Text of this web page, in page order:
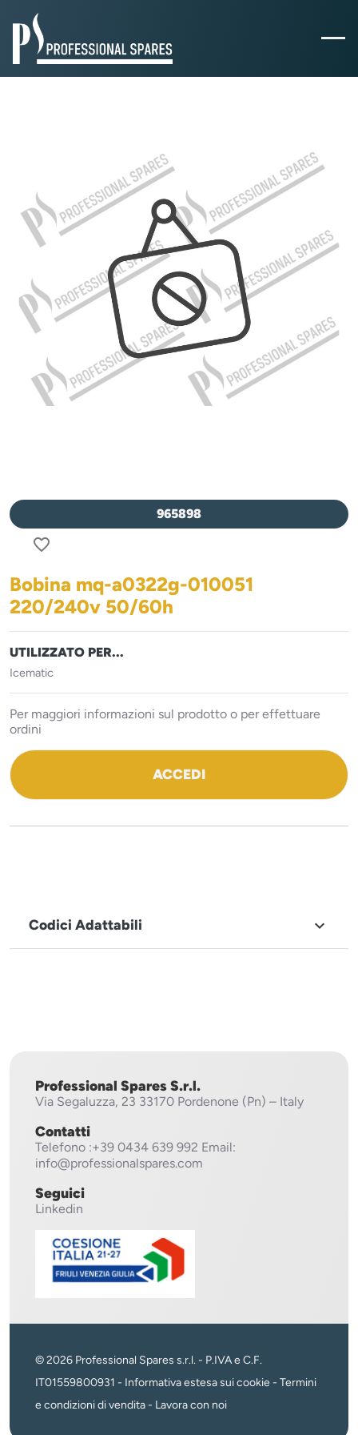
965898
favorite_border
Bobina mq-a0322g-010051
220/240v 50/60h
UTILIZZATO PER...
Icematic
Per maggiori informazioni sul prodotto o per effettuare
ordini
ACCEDI
Codici Adattabili 
Professional Spares S.r.l.
Via Segaluzza, 23 33170 Pordenone (Pn) – Italy
Contatti
Telefono :+39 0434 639 992 Email:
info@professionalspares.com
Seguici
Linkedin
© 2026 Professional Spares s.r.l. - P.IVA e C.F.
IT01559800931 - Informativa estesa sui cookie - Termini
e condizioni di vendita- Lavora con noi